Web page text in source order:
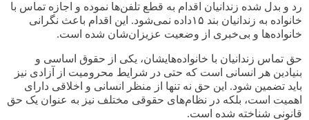
رد و بدل شده زندانیان اقدام به قطع تلفن‌ها نموده و اجازه تماس با
خانواده به زندانیان بند ۱۵داده نمی‌شود. این اقدام باعث نگرانی
خانواده‌ها و بی‌خبری از وضعیت عزیزان‌شان شده است.
حق تماس زندانیان با خانواده‌هایشان، یکی از حقوق اساسی و
بنیادین هر انسانی است که حتی در شرایط محرومیت از آزادی نیز
باید تضمین شود. این حق نه تنها از منظر انسانی و اخلاقی دارای
اهمیت است، بلکه در نظام‌های حقوقی مختلف نیز به عنوان یک حق
قانونی شناخته شده است.